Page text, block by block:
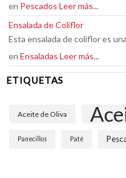
en Pescados Leer más...
Ensalada de Coliflor
Esta ensalada de coliflor es
en Ensaladas Leer más...
ETIQUETAS
Aceite de Oliva
Panecillos Paté